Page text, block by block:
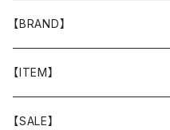
【BRAND】
山と道
T-SHIRT
迷迭香
【ITEM】
WEAR
【SALE】